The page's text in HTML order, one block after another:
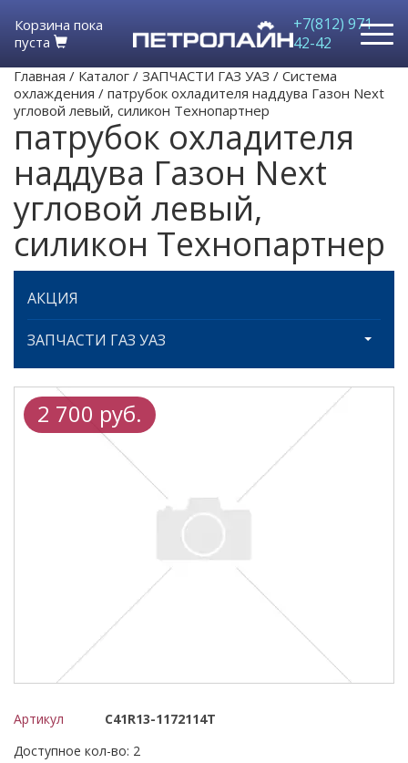
Корзина пока
пуста
+7(812) 971-
42-42
Главная / Каталог / ЗАПЧАСТИ ГАЗ УАЗ / Система
охлаждения / патрубок охладителя наддува Газон Next
угловой левый, силикон Технопартнер
патрубок охладителя
наддува Газон Next
угловой левый,
силикон Технопартнер
АКЦИЯ
ЗАПЧАСТИ ГАЗ УАЗ
2 700 руб.
Артикул
С41R13-1172114Т
Доступное кол-во: 2